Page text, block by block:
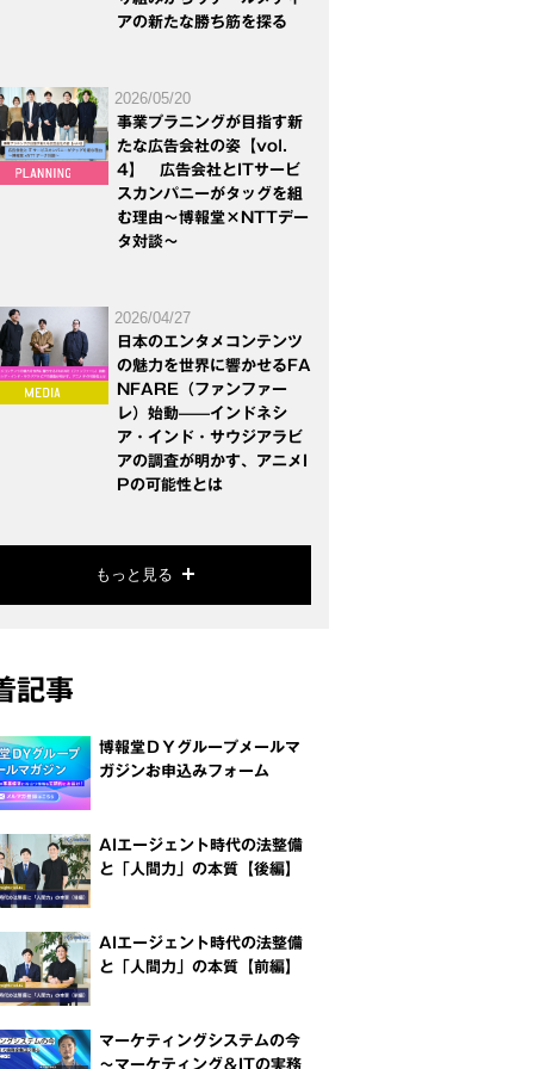
アの新たな勝ち筋を探る
2026/05/20
事業プラニングが目指す新
たな広告会社の姿【vol.
4】 広告会社とITサービ
スカンパニーがタッグを組
む理由～博報堂×NTTデー
タ対談～
2026/04/27
日本のエンタメコンテンツ
の魅力を世界に響かせるFA
NFARE（ファンファー
レ）始動——インドネシ
ア・インド・サウジアラビ
アの調査が明かす、アニメI
Pの可能性とは
もっと見る
記事
博報堂ＤＹグループメールマ
ガジンお申込みフォーム
AIエージェント時代の法整備
と「人間力」の本質【後編】
AIエージェント時代の法整備
と「人間力」の本質【前編】
マーケティングシステムの今
～マーケティング＆ITの実務